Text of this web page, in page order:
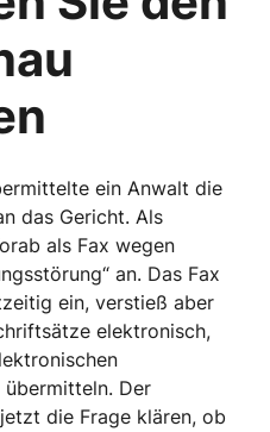
ein Anwalt die
das Gericht. Als
als Fax wegen
an. Das Fax
ein, verstieß aber
elektronisch,
Der
die Frage klären, ob